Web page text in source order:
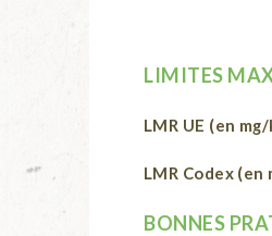
LIMITES
LMR UE (en
LMR Codex (en
BONNES